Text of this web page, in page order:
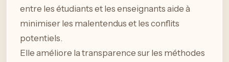
entre les étudiants et les enseignants aide à
minimiser les malentendus et les conflits
potentiels.
Elle améliore la transparence sur les méthodes